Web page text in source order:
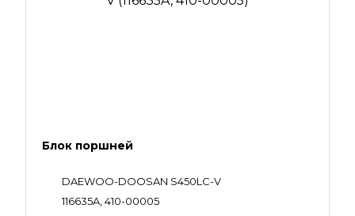
Блок поршней
DAEWOO-DOOSAN S450LC-V
116635A, 410-00005